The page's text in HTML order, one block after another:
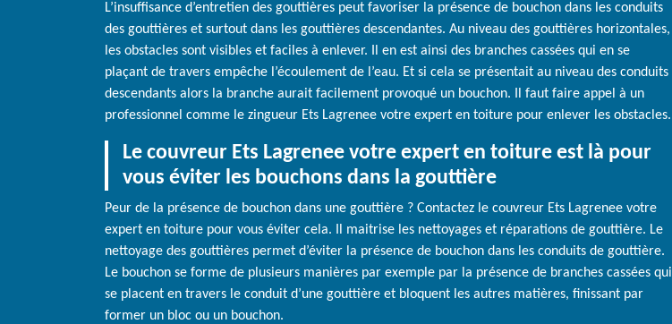
L’insuffisance d’entretien des gouttières peut favoriser la présence de bouchon dans les conduits
des gouttières et surtout dans les gouttières descendantes. Au niveau des gouttières horizontales,
les obstacles sont visibles et faciles à enlever. Il en est ainsi des branches cassées qui en se
plaçant de travers empêche l’écoulement de l’eau. Et si cela se présentait au niveau des conduits
descendants alors la branche aurait facilement provoqué un bouchon. Il faut faire appel à un
professionnel comme le zingueur Ets Lagrenee votre expert en toiture pour enlever les obstacles.
Le couvreur Ets Lagrenee votre expert en toiture est là pour
vous éviter les bouchons dans la gouttière
Peur de la présence de bouchon dans une gouttière ? Contactez le couvreur Ets Lagrenee votre
expert en toiture pour vous éviter cela. Il maitrise les nettoyages et réparations de gouttière. Le
nettoyage des gouttières permet d’éviter la présence de bouchon dans les conduits de gouttière.
Le bouchon se forme de plusieurs manières par exemple par la présence de branches cassées qui
se placent en travers le conduit d’une gouttière et bloquent les autres matières, finissant par
former un bloc ou un bouchon.